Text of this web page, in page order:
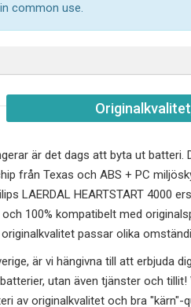
common use.
är det dags att byta ut batteri.
från Texas och ABS + PC
LAERDAL HEARTSTART 4000
100% kompatibelt med
passar olika
är vi hängivna till att erbjuda
utan även tjänster och
av originalkvalitet och bra "kärn"-